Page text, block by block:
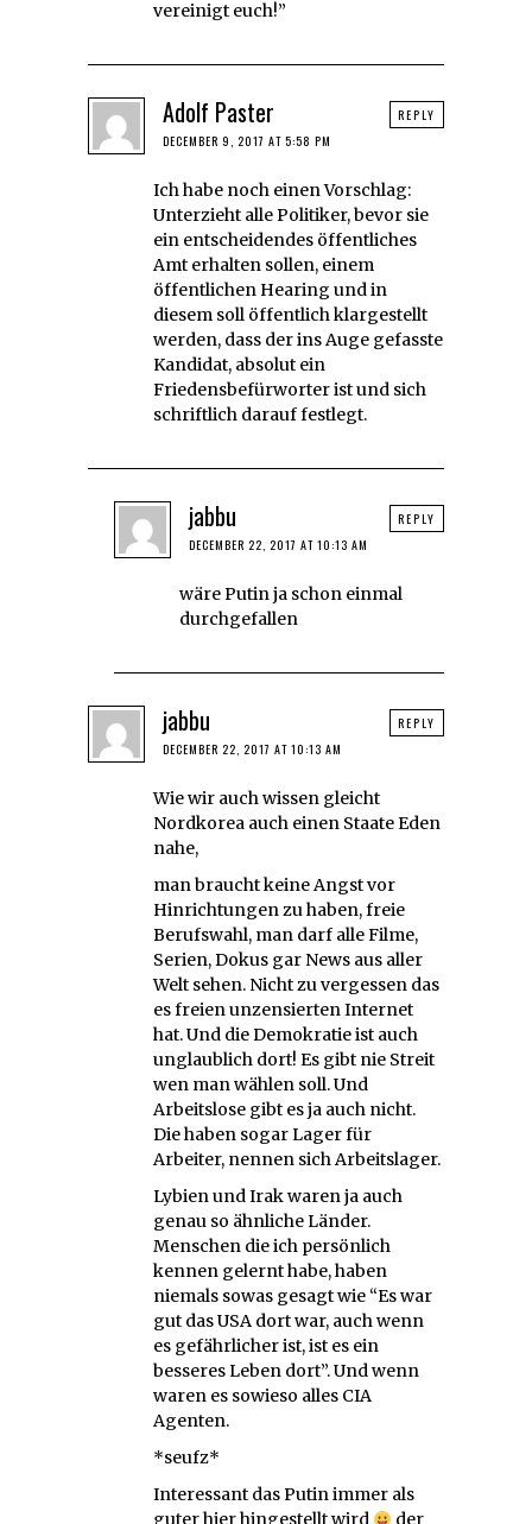
vereinigt euch!”
Adolf Paster
DECEMBER 9, 2017 AT 5:58 PM
Ich habe noch einen Vorschlag:
Unterzieht alle Politiker, bevor sie
ein entscheidendes öffentliches
Amt erhalten sollen, einem
öffentlichen Hearing und in
diesem soll öffentlich klargestellt
werden, dass der ins Auge gefasste
Kandidat, absolut ein
Friedensbefürworter ist und sich
schriftlich darauf festlegt.
REPLY
jabbu
DECEMBER 22, 2017 AT 10:13 AM
wäre Putin ja schon einmal
durchgefallen
REPLY
jabbu
DECEMBER 22, 2017 AT 10:13 AM
Wie wir auch wissen gleicht
Nordkorea auch einen Staate Eden
nahe,
man braucht keine Angst vor
Hinrichtungen zu haben, freie
Berufswahl, man darf alle Filme,
Serien, Dokus gar News aus aller
Welt sehen. Nicht zu vergessen das
es freien unzensierten Internet
hat. Und die Demokratie ist auch
unglaublich dort! Es gibt nie Streit
wen man wählen soll. Und
Arbeitslose gibt es ja auch nicht.
Die haben sogar Lager für
Arbeiter, nennen sich Arbeitslager.
Lybien und Irak waren ja auch
genau so ähnliche Länder.
Menschen die ich persönlich
kennen gelernt habe, haben
niemals sowas gesagt wie “Es war
gut das USA dort war, auch wenn
es gefährlicher ist, ist es ein
besseres Leben dort”. Und wenn
waren es sowieso alles CIA
Agenten.
*seufz*
Interessant das Putin immer als
REPLY